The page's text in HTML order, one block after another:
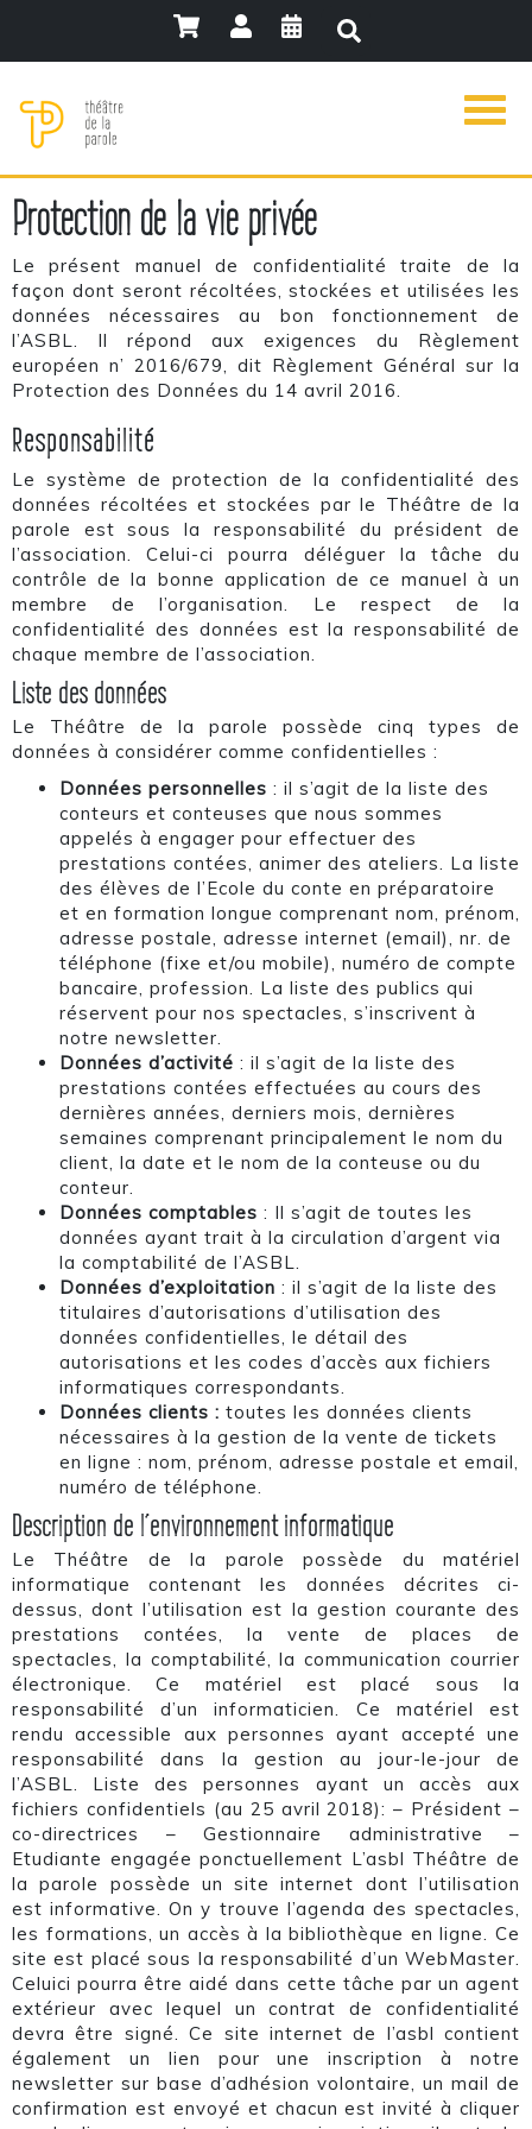
Protection de la vie privée
Le présent manuel de confidentialité traite de la
façon dont seront récoltées, stockées et utilisées les
données nécessaires au bon fonctionnement de
l’ASBL. Il répond aux exigences du Règlement
européen n’ 2016/679, dit Règlement Général sur la
Protection des Données du 14 avril 2016.
Responsabilité
Le système de protection de la confidentialité des
données récoltées et stockées par le Théâtre de la
parole est sous la responsabilité du président de
l’association. Celui-ci pourra déléguer la tâche du
contrôle de la bonne application de ce manuel à un
membre de l’organisation. Le respect de la
confidentialité des données est la responsabilité de
chaque membre de l’association.
Liste des données
Le Théâtre de la parole possède cinq types de
données à considérer comme confidentielles :
Données personnelles : il s’agit de la liste des
conteurs et conteuses que nous sommes
appelés à engager pour effectuer des
prestations contées, animer des ateliers. La liste
des élèves de l’Ecole du conte en préparatoire
et en formation longue comprenant nom, prénom,
adresse postale, adresse internet (email), nr. de
téléphone (fixe et/ou mobile), numéro de compte
bancaire, profession. La liste des publics qui
réservent pour nos spectacles, s’inscrivent à
notre newsletter.
Données d’activité : il s’agit de la liste des
prestations contées effectuées au cours des
dernières années, derniers mois, dernières
semaines comprenant principalement le nom du
client, la date et le nom de la conteuse ou du
conteur.
Données comptables : Il s’agit de toutes les
données ayant trait à la circulation d’argent via
la comptabilité de l’ASBL.
Données d’exploitation : il s’agit de la liste des
titulaires d’autorisations d’utilisation des
données confidentielles, le détail des
autorisations et les codes d’accès aux fichiers
informatiques correspondants.
Données clients : toutes les données clients
nécessaires à la gestion de la vente de tickets
en ligne : nom, prénom, adresse postale et email,
numéro de téléphone.
Description de l’environnement informatique
Le Théâtre de la parole possède du matériel
informatique contenant les données décrites ci-
dessus, dont l’utilisation est la gestion courante des
prestations contées, la vente de places de
spectacles, la comptabilité, la communication courrier
électronique. Ce matériel est placé sous la
responsabilité d’un informaticien. Ce matériel est
rendu accessible aux personnes ayant accepté une
responsabilité dans la gestion au jour-le-jour de
l’ASBL. Liste des personnes ayant un accès aux
fichiers confidentiels (au 25 avril 2018): – Président –
co-directrices – Gestionnaire administrative –
Etudiante engagée ponctuellement L’asbl Théâtre de
la parole possède un site internet dont l’utilisation
est informative. On y trouve l’agenda des spectacles,
les formations, un accès à la bibliothèque en ligne. Ce
site est placé sous la responsabilité d’un WebMaster.
Celuici pourra être aidé dans cette tâche par un agent
extérieur avec lequel un contrat de confidentialité
devra être signé. Ce site internet de l’asbl contient
également un lien pour une inscription à notre
newsletter sur base d’adhésion volontaire, un mail de
confirmation est envoyé et chacun est invité à cliquer